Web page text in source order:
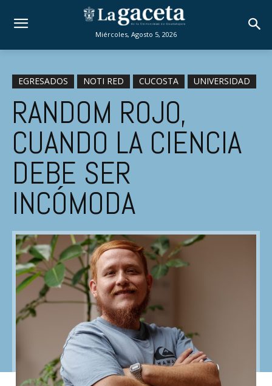
Miércoles, Agosto 5, 2026
EGRESADOS NOTI RED CUCOSTA UNIVERSIDAD
RANDOM ROJO,
CUANDO LA CIENCIA
DEBE SER
INCÓMODA